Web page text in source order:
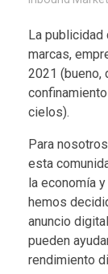
La
marcas,
2021 (bueno,
cielos).
Para
esta
la economía
hemos
anuncio
pueden
rendimiento